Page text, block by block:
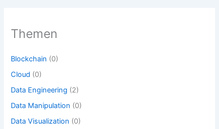
Themen
Blockchain (0)
Cloud (0)
Data Engineering (2)
Data Manipulation (0)
Data Visualization (0)